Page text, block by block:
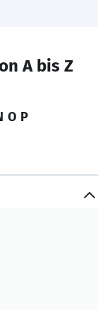
A bis Z
O P